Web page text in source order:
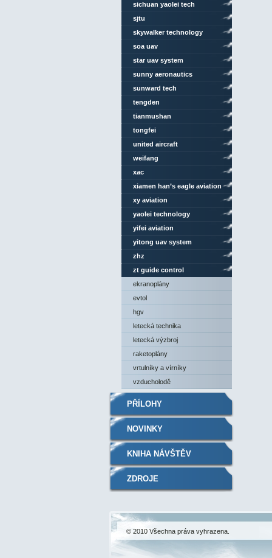
university
sichuan yaolei tech
sjtu
skywalker technology
soa uav
star uav system
sunny aeronautics
sunward tech
tengden
tianmushan
tongfei
united aircraft
weifang
xac
xiamen han’s eagle aviation
technology
xy aviation
yaolei technology
yifei aviation
yitong uav system
zhz
zt guide control
ekranoplány
evtol
hgv
letecká technika
letecká výzbroj
raketoplány
vrtulníky a vírníky
vzducholodě
PŘÍLOHY
NOVINKY
KNIHA NÁVŠTĚV
ZDROJE
© 2010 Všechna práva vyhrazena.